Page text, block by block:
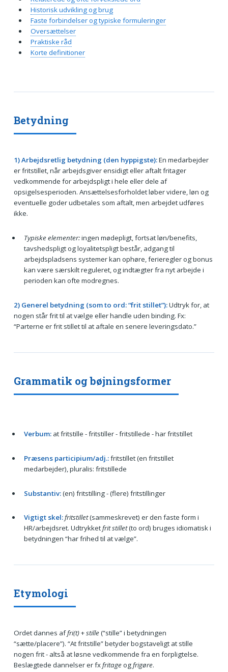
Betydning
1) Arbejdsretlig betydning (den hyppigste):En medarbejder
er fritstillet, når arbejdsgiver ensidigt eller aftalt fritager
vedkommende for arbejdspligt i hele eller dele af
opsigelsesperioden. Ansættelsesforholdet løber videre, løn og
eventuelle goder udbetales som aftalt, men arbejdet udføres
ikke.
Typiske elementer:ingen mødepligt, fortsat løn/benefits,
tavshedspligt og loyalitetspligt består, adgang til
arbejdspladsens systemer kan ophøre, ferieregler og bonus
kan være særskilt reguleret, og indtægter fra nyt arbejde i
perioden kan ofte modregnes.
2) Generel betydning (som to ord: “frit stillet”):Udtryk for, at
nogen står frit til at vælge eller handle uden binding. Fx:
“Parterne er frit stillet til at aftale en senere leveringsdato.”
Grammatik og bøjningsformer
Verbum:at fritstille - fritstiller - fritstillede - har fritstillet
Præsens participium/adj.:fritstillet (en fritstillet
medarbejder), pluralis: fritstillede
Substantiv:(en) fritstilling - (flere) fritstillinger
Vigtigt skel:fritstillet(sammeskrevet) er den faste form i
HR/arbejdsret. Udtrykketfrit stillet(to ord) bruges idiomatisk i
betydningen “har frihed til at vælge”.
Etymologi
Ordet dannes affri(t)+stille(“stille” i betydningen
“sætte/placere”). “At fritstille” betyder bogstaveligt at stille
nogen frit - altså at løsne vedkommende fra en forpligtelse.
Beslægtede dannelser er fxfritageogfrigøre.
Historisk udvikling og brug
Faste forbindelser og typiske formuleringer
Oversættelser
Praktiske råd
Korte definitioner